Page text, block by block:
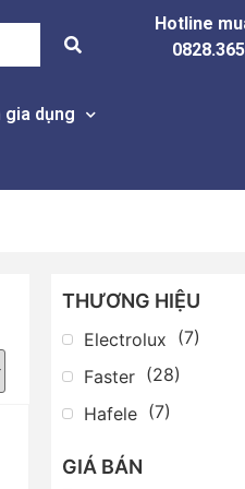
Hotline
gia dụng
THƯƠNG HIỆU
Electrolux (7)
Faster (28)
Hafele (7)
GIÁ BÁN